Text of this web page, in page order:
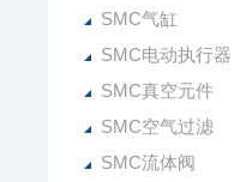
SMC气缸
SMC电动执行器
SMC真空元件
SMC空气过滤
SMC流体阀